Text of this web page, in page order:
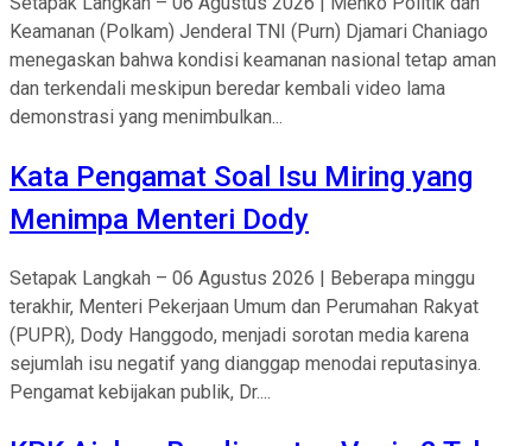
Keamanan (Polkam) Jenderal TNI (Purn) Djamari Chaniago
menegaskan bahwa kondisi keamanan nasional tetap aman
dan terkendali meskipun beredar kembali video lama
demonstrasi yang menimbulkan...
Kata Pengamat Soal Isu Miring yang
Menimpa Menteri Dody
Setapak Langkah – 06 Agustus 2026 | Beberapa minggu
terakhir, Menteri Pekerjaan Umum dan Perumahan Rakyat
(PUPR), Dody Hanggodo, menjadi sorotan media karena
sejumlah isu negatif yang dianggap menodai reputasinya.
Pengamat kebijakan publik, Dr....